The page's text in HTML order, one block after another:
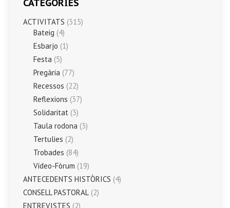
CATEGORIES
ACTIVITATS (315)
Bateig (4)
Esbarjo (1)
Festa (5)
Pregària (77)
Recessos (22)
Reflexions (37)
Solidaritat (3)
Taula rodona (3)
Tertulies (2)
Trobades (84)
Vídeo-Fòrum (19)
ANTECEDENTS HISTÒRICS (4)
CONSELL PASTORAL (2)
ENTREVISTES (2)